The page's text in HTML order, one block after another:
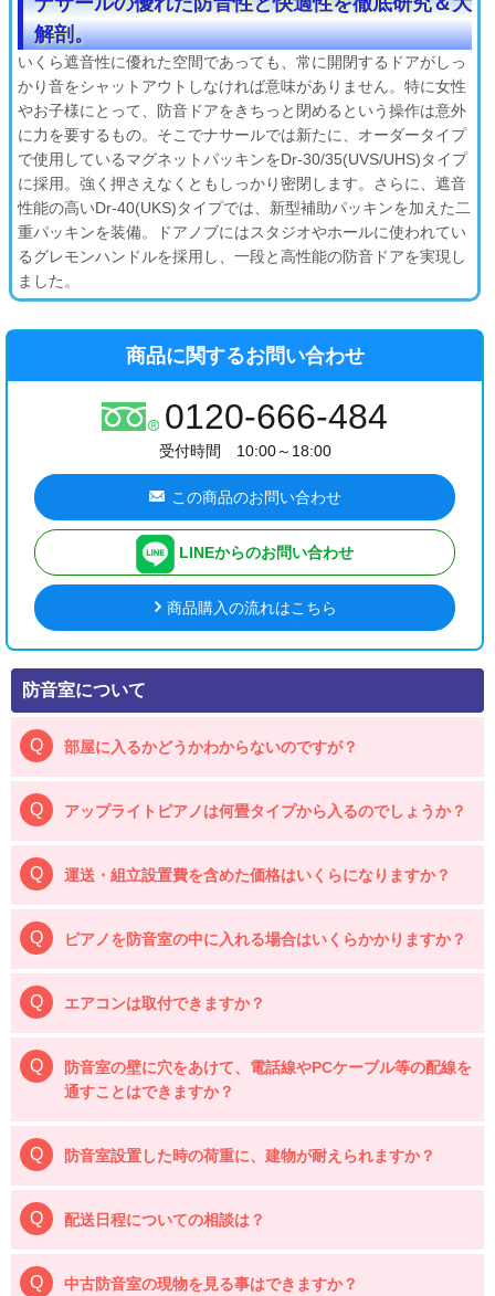
解剖。
いくら遮音性に優れた空間であっても、常に開閉するドアがしっ
かり音をシャットアウトしなければ意味がありません。特に女性
やお子様にとって、防音ドアをきちっと閉めるという操作は意外
に力を要するもの。そこでナサールでは新たに、オーダータイプ
で使用しているマグネットパッキンをDr-30/35(UVS/UHS)タイプ
に採用。強く押さえなくともしっかり密閉します。さらに、遮音
性能の高いDr-40(UKS)タイプでは、新型補助パッキンを加えた二
重パッキンを装備。ドアノブにはスタジオやホールに使われてい
るグレモンハンドルを採用し、一段と高性能の防音ドアを実現し
ました。
商品に関するお問い合わせ
0120-666-484
受付時間 10:00～18:00
この商品のお問い合わせ
LINEからのお問い合わせ
商品購入の流れはこちら
防音室について
部屋に入るかどうかわからないのですが？
アップライトピアノは何畳タイプから入るのでしょうか？
運送・組立設置費を含めた価格はいくらになりますか？
ピアノを防音室の中に入れる場合はいくらかかりますか？
エアコンは取付できますか？
防音室の壁に穴をあけて、電話線やPCケーブル等の配線を
通すことはできますか？
防音室設置した時の荷重に、建物が耐えられますか？
配送日程についての相談は？
中古防音室の現物を見る事はできますか？